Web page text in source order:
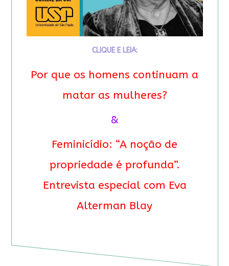
CLIQUE E LEIA:
Por que os homens continuam a
matar as mulheres?
&
Feminicídio: “A noção de
propriedade é profunda”.
Entrevista especial com Eva
Alterman Blay